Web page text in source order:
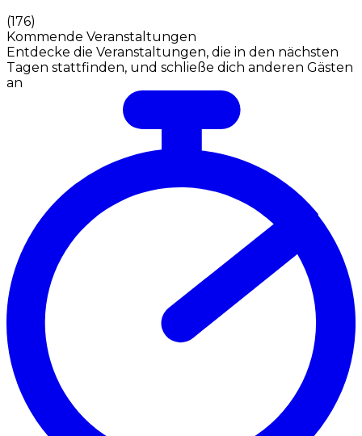
(176)
Kommende Veranstaltungen
Entdecke die Veranstaltungen, die in den nächsten
Tagen stattfinden, und schließe dich anderen Gästen
an